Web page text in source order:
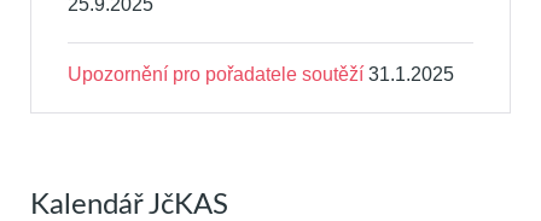
Upozornění pro pořadatele soutěží 31.1.2025
Kalendář JčKAS